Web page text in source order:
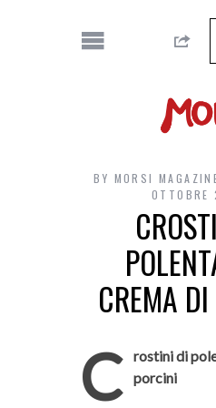
BY MORSI
OTTOBRE
CREMA
C
rostini di
porcini